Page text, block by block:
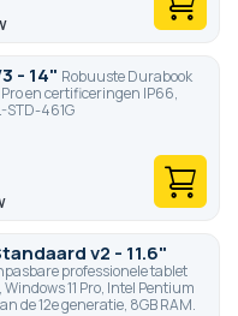
- 14" Robuuste Durabook
Pro en certificeringen IP66,
STD-461G
v2 - 11.6"
professionele tablet
11 Pro, Intel Pentium
de 12e generatie, 8GB RAM.